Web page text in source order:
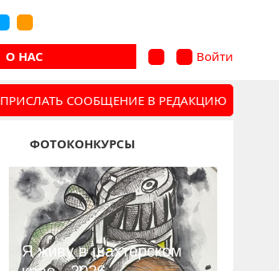
О НАС Войти
ПРИСЛАТЬ СООБЩЕНИЕ В РЕДАКЦИЮ
ФОТОКОНКУРСЫ
Я живу в шахтёрском